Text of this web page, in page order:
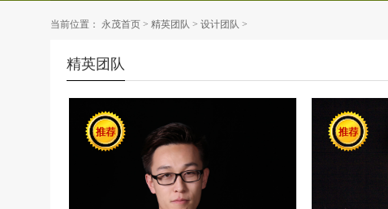
当前位置： 永茂首页 > 精英团队 > 设计团队 >
精英团队